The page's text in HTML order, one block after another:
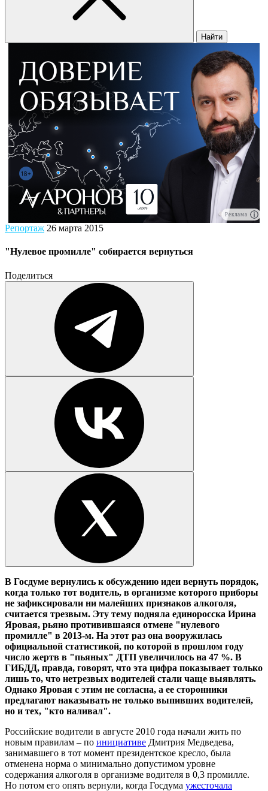
Найти
Реклама
Репортаж 26 марта 2015
"Нулевое промилле" собирается вернуться
Поделиться
В Госдуме вернулись к обсуждению идеи вернуть порядок,
когда только тот водитель, в организме которого приборы
не зафиксировали ни малейших признаков алкоголя,
считается трезвым. Эту тему подняла единоросска Ирина
Яровая, рьяно противившаяся отмене "нулевого
промилле" в 2013-м. На этот раз она вооружилась
официальной статистикой, по которой в прошлом году
число жертв в "пьяных" ДТП увеличилось на 47 %. В
ГИБДД, правда, говорят, что эта цифра показывает только
лишь то, что нетрезвых водителей стали чаще выявлять.
Однако Яровая с этим не согласна, а ее сторонники
предлагают наказывать не только выпивших водителей,
но и тех, "кто наливал".
Российские водители в августе 2010 года начали жить по
новым правилам – по инициативе Дмитрия Медведева,
занимавшего в тот момент президентское кресло, была
отменена норма о минимально допустимом уровне
содержания алкоголя в организме водителя в 0,3 промилле.
Но потом его опять вернули, когда Госдума ужесточала